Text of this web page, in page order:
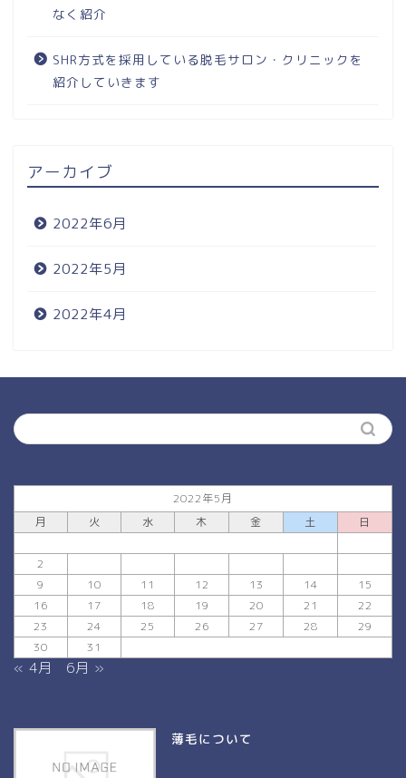
なく紹介
SHR方式を採用している脱毛サロン・クリニックを
紹介していきます
アーカイブ
2022年6月
2022年5月
2022年4月
2022年5月
月
火 水 木 金 土
日
2
9
10 11 12 13 14
15
16
17 18 19 20 21
22
23
24 25 26 27 28
29
30
31
« 4月 6月 »
薄毛について